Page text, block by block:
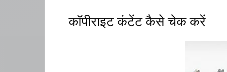
कॉपीराइट कंटेंट कैसे चेक करें